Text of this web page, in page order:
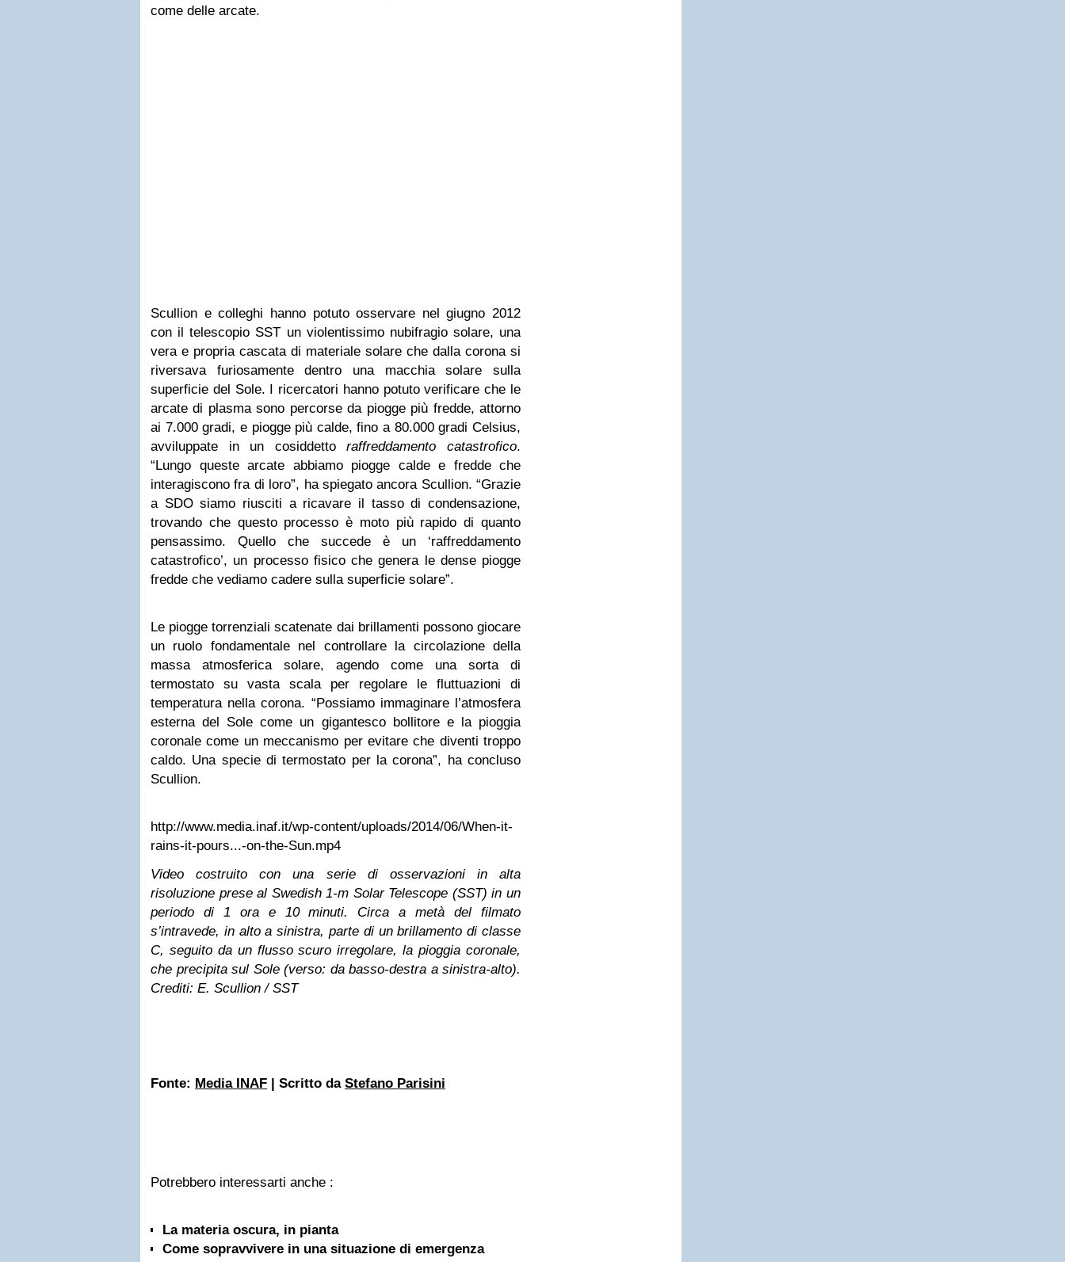
come delle arcate.
Scullion e colleghi hanno potuto osservare nel giugno 2012
con il telescopio SST un violentissimo nubifragio solare, una
vera e propria cascata di materiale solare che dalla corona si
riversava furiosamente dentro una macchia solare sulla
superficie del Sole. I ricercatori hanno potuto verificare che le
arcate di plasma sono percorse da piogge più fredde, attorno
ai 7.000 gradi, e piogge più calde, fino a 80.000 gradi Celsius,
avviluppate in un cosiddettoraffreddamento catastrofico.
“Lungo queste arcate abbiamo piogge calde e fredde che
interagiscono fra di loro”, ha spiegato ancora Scullion. “Grazie
a SDO siamo riusciti a ricavare il tasso di condensazione,
trovando che questo processo è moto più rapido di quanto
pensassimo. Quello che succede è un ‘raffreddamento
catastrofico’, un processo fisico che genera le dense piogge
fredde che vediamo cadere sulla superficie solare”.
Le piogge torrenziali scatenate dai brillamenti possono giocare
un ruolo fondamentale nel controllare la circolazione della
massa atmosferica solare, agendo come una sorta di
termostato su vasta scala per regolare le fluttuazioni di
temperatura nella corona. “Possiamo immaginare l’atmosfera
esterna del Sole come un gigantesco bollitore e la pioggia
coronale come un meccanismo per evitare che diventi troppo
caldo. Una specie di termostato per la corona”, ha concluso
Scullion.
http://www.media.inaf.it/wp-content/uploads/2014/06/When-it-
rains-it-pours...-on-the-Sun.mp4
Video costruito con una serie di osservazioni in alta
risoluzione prese al Swedish 1-m Solar Telescope (SST) in un
periodo di 1 ora e 10 minuti. Circa a metà del filmato
s’intravede, in alto a sinistra, parte di un brillamento di classe
C, seguito da un flusso scuro irregolare, la pioggia coronale,
che precipita sul Sole (verso: da basso-destra a sinistra-alto).
Crediti: E. Scullion / SST
Fonte: Media INAF | Scritto da Stefano Parisini
Potrebbero interessarti anche :
La materia oscura, in pianta
Come sopravvivere in una situazione di emergenza